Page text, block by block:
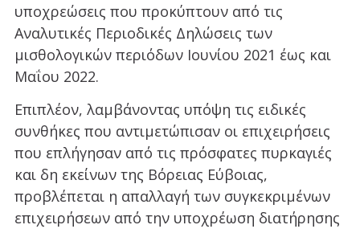
υποχρεώσεις που προκύπτουν από τις
Αναλυτικές Περιοδικές Δηλώσεις των
μισθολογικών περιόδων Ιουνίου 2021 έως και
Μαΐου 2022.
Επιπλέον, λαμβάνοντας υπόψη τις ειδικές
συνθήκες που αντιμετώπισαν οι επιχειρήσεις
που επλήγησαν από τις πρόσφατες πυρκαγιές
και δη εκείνων της Βόρειας Εύβοιας,
προβλέπεται η απαλλαγή των συγκεκριμένων
επιχειρήσεων από την υποχρέωση διατήρησης